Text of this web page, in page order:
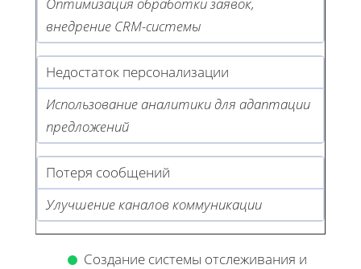
внедрение CRM-системы
Недостаток персонализации
Использование аналитики для адаптации
предложений
Потеря сообщений
Улучшение каналов коммуникации
Создание системы отслеживания и